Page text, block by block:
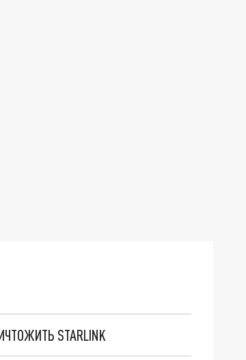
STARLINK